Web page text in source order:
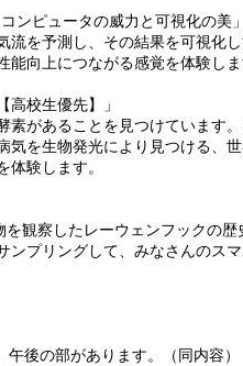
ンピュータの威力と可視化の美」
流を予測し、その結果を可視化
向上につながる感覚を体験しま
高校生優先】」
素があることを見つけています
気を生物発光により見つける、
体験します。
観察したレーウェンフックの歴
ンプリングして、みなさんのス
後の部があります。（同内容）